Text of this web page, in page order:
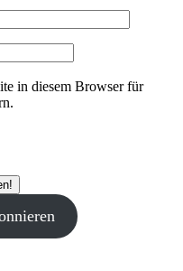
in diesem Browser für